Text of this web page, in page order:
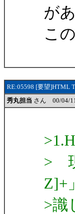
が
こ
RE:05598 [要望]HTML
秀丸担当 さん 00/04/
>
Z]+
>識